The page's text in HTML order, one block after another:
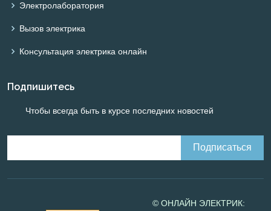
Электролаборатория
Вызов электрика
Консультация электрика онлайн
Подпишитесь
Чтобы всегда быть в курсе последних новостей
© ОНЛАЙН ЭЛЕКТРИК: